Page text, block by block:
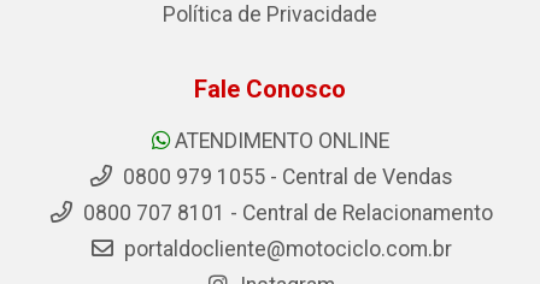
Política de Privacidade
Fale Conosco
ATENDIMENTO ONLINE
0800 979 1055 - Central de Vendas
0800 707 8101 - Central de Relacionamento
portaldocliente@motociclo.com.br